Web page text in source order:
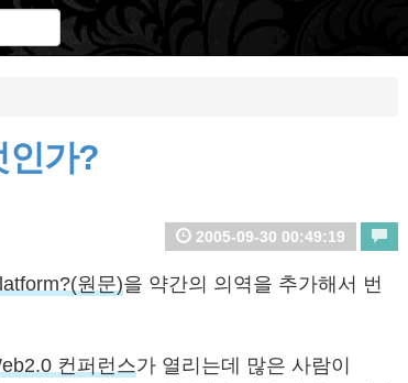
인가?
2005-09-30 00:49:19
원문)을 약간의 의역을 추가해서 번
컨퍼런스가 열리는데 많은 사람이